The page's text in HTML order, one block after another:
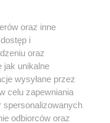
oraz inne
i
oraz
jak unikalne
wysyłane przez
celu zapewniania
spersonalizowanych
odbiorców oraz